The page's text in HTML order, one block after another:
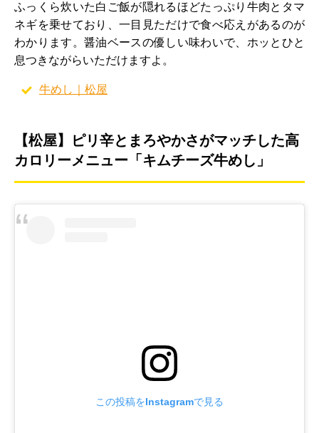
ふっくら炊いた白ご飯が隠れるほどたっぷり牛肉とタマ
ネギを乗せており、一目見ただけで食べ応えがあるのが
わかります。醤油ベースの優しい味わいで、ホッとひと
息つきながらいただけますよ。
牛めし｜松屋
【松屋】ピリ辛とまろやかさがマッチした高
カロリーメニュー「キムチーズ牛めし」
この投稿をInstagramで見る